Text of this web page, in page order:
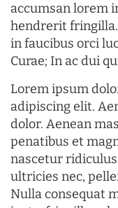
accumsan lorem
hendrerit
in faucibus orci
Curae; In ac dui
Lorem ipsum
adipiscing elit.
dolor. Aenean
penatibus et
nascetur ridiculus
ultricies nec,
Nulla consequat